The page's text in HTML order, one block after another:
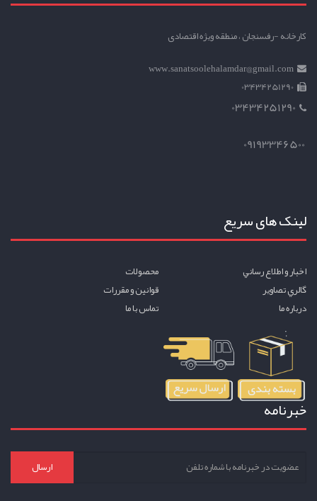
کارخانه -رفسنجان ، منطقه ویژه اقتصادی
www.sanatsoolehalamdar@gmail.com
03434251290
03434251290
09193346500
لینک های سریع
اخبار و اطلاع رساني
محصولات
گالري تصاوير
قوانين و مقررات
درباره ما
تماس با ما
خبرنامه
ارسال